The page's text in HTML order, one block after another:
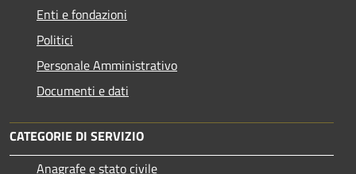
Enti e fondazioni
Politici
Personale Amministrativo
Documenti e dati
CATEGORIE DI SERVIZIO
Anagrafe e stato civile